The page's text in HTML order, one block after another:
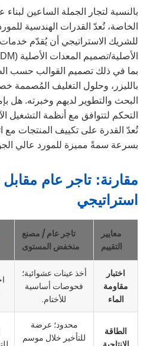
بالنسبة لتجار الجملة الساعين لبناء
الخاصة، تُعدّ القدرات الهندسية
للشريك الاستراتيجي أن يُقدّم
بما في ذلك تصميم القوالب حسب
بالليزر، وحلول التغليف المُصممة
البحث والتطوير لديهم وخبرته. هل
التحكم لتتوافق مع أنظمة التشغيل
تُعدّ القدرة على تكييف المنتجات مع
بسرعة سمةً مميزة للمورد عالي
مقارنة: تاجر عام
استراتيجي
معايير
التقييم
تاجر عام / مصنع
منخفض المستوى
اختبار
مقاومة
الماء
أخذ عينات عشوائية؛
فحوصات أساسية
للأختام.
الطاقة
محدود؛ عرضة
للتأخير خلال موسم